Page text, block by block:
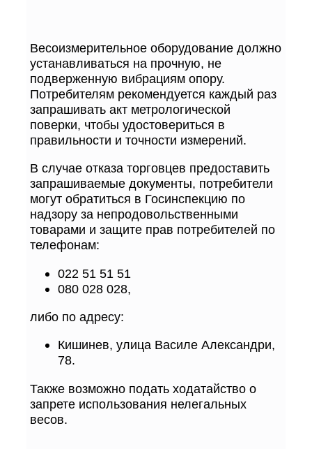
Весоизмерительное оборудование должно
устанавливаться на прочную, не
подверженную вибрациям опору.
Потребителям рекомендуется каждый раз
запрашивать акт метрологической
поверки, чтобы удостовериться в
правильности и точности измерений.
В случае отказа торговцев предоставить
запрашиваемые документы, потребители
могут обратиться в Госинспекцию по
надзору за непродовольственными
товарами и защите прав потребителей по
телефонам:
022 51 51 51
080 028 028,
либо по адресу:
Кишинев, улица Василе Александри,
78.
Также возможно подать ходатайство о
запрете использования нелегальных
весов.